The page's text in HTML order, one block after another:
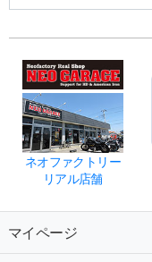
ネオファクトリー
リアル店舗
マイページ